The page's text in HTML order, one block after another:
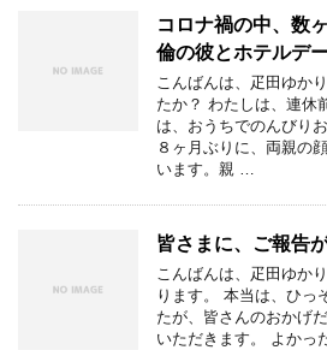
コロナ禍の中、数
倫の彼とホテルデ
こんばんは、疋田ゆか
たか？ わたしは、連休
は、おうちでのんびり
８ヶ月ぶりに、両親の
います。親 …
皆さまに、ご報告
こんばんは、疋田ゆか
ります。 本当は、ひっ
たが、皆さんのおかげ
いただきます。 よかっ